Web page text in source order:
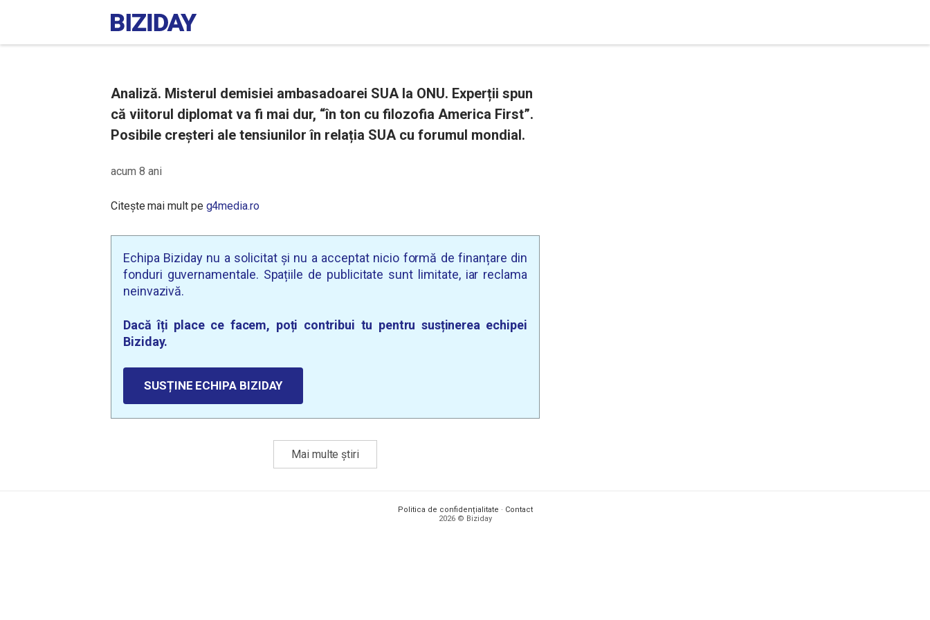
Analiză. Misterul demisiei ambasadoarei SUA la ONU. Experții spun
că viitorul diplomat va fi mai dur, “în ton cu filozofia America First”.
Posibile creșteri ale tensiunilor în relația SUA cu forumul mondial.
acum 8 ani
Citește mai mult pe g4media.ro
Echipa Biziday nu a solicitat și nu a acceptat nicio formă de finanțare din
fonduri guvernamentale. Spațiile de publicitate sunt limitate, iar reclama
neinvazivă.
Dacă îți place ce facem, poți contribui tu pentru susținerea echipei
Biziday.
SUSȚINE ECHIPA BIZIDAY
Mai multe știri
Politica de confidențialitate · Contact
2026 © Biziday